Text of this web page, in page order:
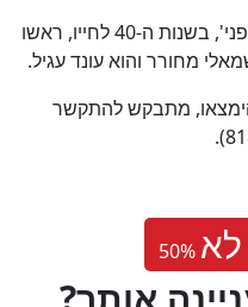
לדברי אווילה, החשוד מתואר כ'היספני', בשנות ה-40 לחייו, ראשו
מחורר והוא עונד עגיל.
מתבקש להתקשר
50% לא